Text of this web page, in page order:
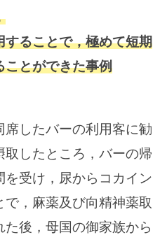
ことで，極めて短期
ことができた事例
したバーの利用客に勧
したところ，バーの帰
を受け，尿からコカイン
，麻薬及び向精神薬取
後，母国の御家族から